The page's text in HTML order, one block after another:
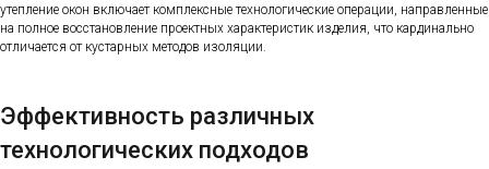
утепление окон включает комплексные технологические операции, направленные
на полное восстановление проектных характеристик изделия, что кардинально
отличается от кустарных методов изоляции.
Эффективность различных
технологических подходов